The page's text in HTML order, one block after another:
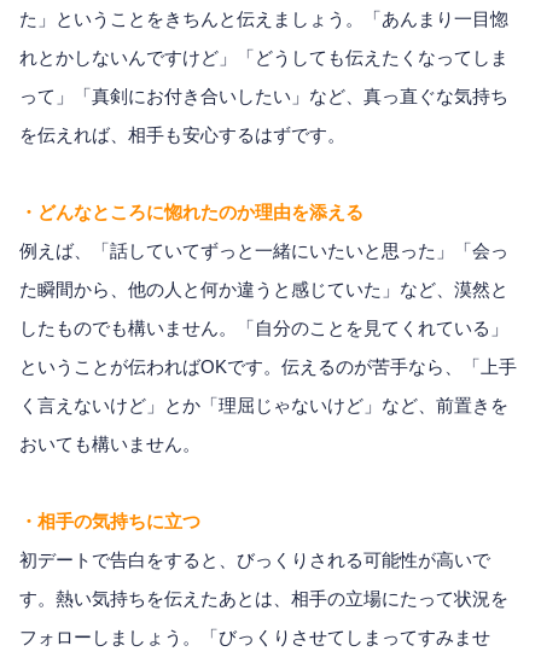
た」ということをきちんと伝えましょう。「あんまり一目惚
れとかしないんですけど」「どうしても伝えたくなってしま
って」「真剣にお付き合いしたい」など、真っ直ぐな気持ち
を伝えれば、相手も安心するはずです。
・どんなところに惚れたのか理由を添える
例えば、「話していてずっと一緒にいたいと思った」「会っ
た瞬間から、他の人と何か違うと感じていた」など、漠然と
したものでも構いません。「自分のことを見てくれている」
ということが伝わればOKです。伝えるのが苦手なら、「上手
く言えないけど」とか「理屈じゃないけど」など、前置きを
おいても構いません。
・相手の気持ちに立つ
初デートで告白をすると、びっくりされる可能性が高いで
す。熱い気持ちを伝えたあとは、相手の立場にたって状況を
フォローしましょう。「びっくりさせてしまってすみませ